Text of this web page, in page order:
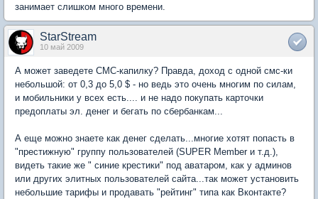
занимает слишком много времени.
StarStream
10 май 2009
А может заведете СМС-капилку? Правда, доход с одной смс-ки
небольшой: от 0,3 до 5,0 $ - но ведь это очень многим по силам,
и мобильники у всех есть.... и не надо покупать карточки
предоплаты эл. денег и бегать по сбербанкам...
А еще можно знаете как денег сделать...многие хотят попасть в
"престижную" группу пользователей (SUPER Member и т.д.),
видеть такие же " синие крестики" под аватаром, как у админов
или других элитных пользователей сайта...так может установить
небольшие тарифы и продавать "рейтинг" типа как Вконтакте?